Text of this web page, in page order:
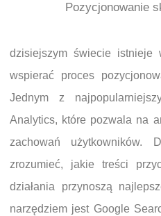
Pozycjonowanie
dzisiejszym świecie istnieje
wspierać proces
Jednym z
Analytics, które pozwala na
zachowań użytkowników.
zrozumieć, jakie treści
działania przynoszą
narzędziem jest Google